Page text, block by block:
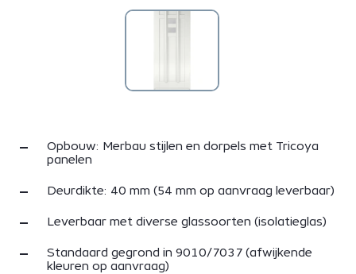
Opbouw: Merbau stijlen en dorpels met Tricoya
panelen
Deurdikte: 40 mm (54 mm op aanvraag leverbaar)
Leverbaar met diverse glassoorten (isolatieglas)
Standaard gegrond in 9010/7037 (afwijkende
kleuren op aanvraag)